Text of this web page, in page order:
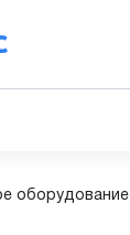
оборудование